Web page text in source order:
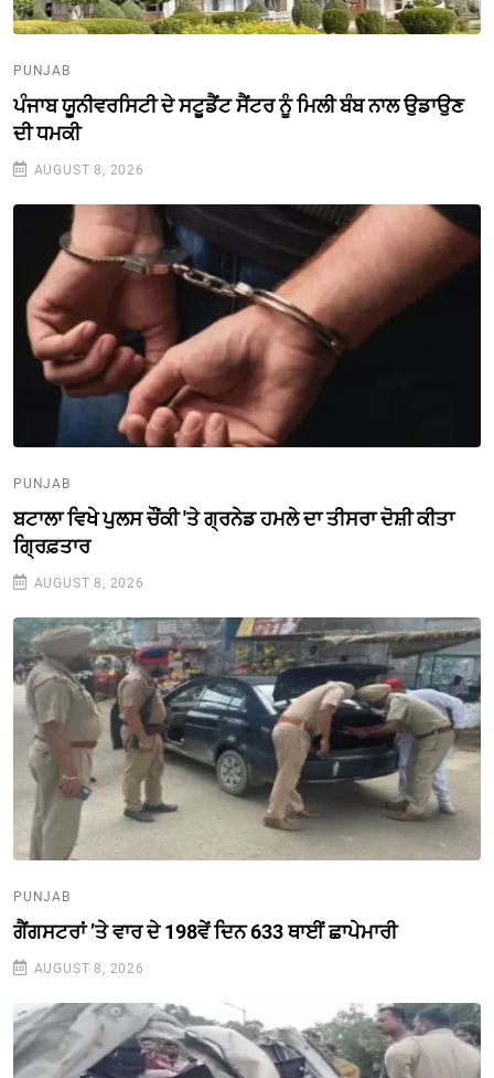
PUNJAB
ਪੰਜਾਬ ਯੂਨੀਵਰਸਿਟੀ ਦੇ ਸਟੂਡੈਂਟ ਸੈਂਟਰ ਨੂੰ ਮਿਲੀ ਬੰਬ ਨਾਲ ਉਡਾਉਣ
ਦੀ ਧਮਕੀ
AUGUST 8, 2026
PUNJAB
ਬਟਾਲਾ ਵਿਖੇ ਪੁਲਸ ਚੌਂਕੀ 'ਤੇ ਗ੍ਰਨੇਡ ਹਮਲੇ ਦਾ ਤੀਸਰਾ ਦੋਸ਼ੀ ਕੀਤਾ
ਗ੍ਰਿਫ਼ਤਾਰ
AUGUST 8, 2026
PUNJAB
ਗੈਂਗਸਟਰਾਂ ’ਤੇ ਵਾਰ ਦੇ 198ਵੇਂ ਦਿਨ 633 ਥਾਈਂ ਛਾਪੇਮਾਰੀ
AUGUST 8, 2026